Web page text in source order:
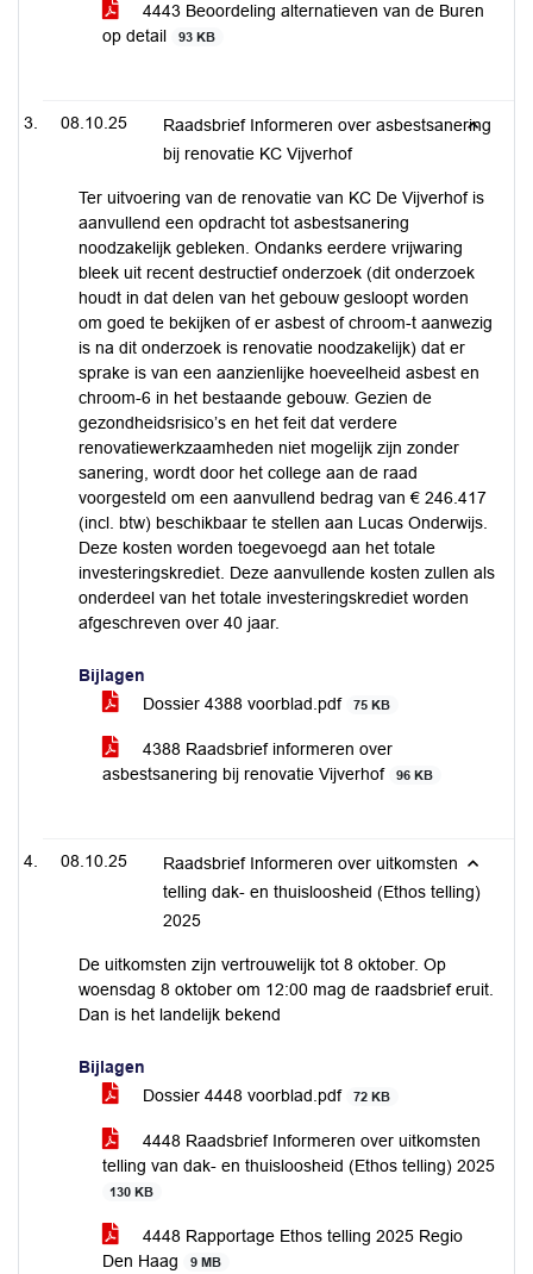
4443 Beoordeling alternatieven van de Buren
op detail
93 KB
08.10.25
Raadsbrief Informeren over asbestsanering
bij renovatie KC Vijverhof
Ter uitvoering van de renovatie van KC De Vijverhof is
aanvullend een opdracht tot asbestsanering
noodzakelijk gebleken. Ondanks eerdere vrijwaring
bleek uit recent destructief onderzoek (dit onderzoek
houdt in dat delen van het gebouw gesloopt worden
om goed te bekijken of er asbest of chroom-t aanwezig
is na dit onderzoek is renovatie noodzakelijk) dat er
sprake is van een aanzienlijke hoeveelheid asbest en
chroom-6 in het bestaande gebouw. Gezien de
gezondheidsrisico’s en het feit dat verdere
renovatiewerkzaamheden niet mogelijk zijn zonder
sanering, wordt door het college aan de raad
voorgesteld om een aanvullend bedrag van € 246.417
(incl. btw) beschikbaar te stellen aan Lucas Onderwijs.
Deze kosten worden toegevoegd aan het totale
investeringskrediet. Deze aanvullende kosten zullen als
onderdeel van het totale investeringskrediet worden
afgeschreven over 40 jaar.
Bijlagen
Dossier 4388 voorblad.pdf
75 KB
4388 Raadsbrief informeren over
asbestsanering bij renovatie Vijverhof
96 KB
08.10.25
Raadsbrief Informeren over uitkomsten
telling dak- en thuisloosheid (Ethos telling)
2025
De uitkomsten zijn vertrouwelijk tot 8 oktober. Op
woensdag 8 oktober om 12:00 mag de raadsbrief eruit.
Dan is het landelijk bekend
Bijlagen
Dossier 4448 voorblad.pdf
72 KB
4448 Raadsbrief Informeren over uitkomsten
telling van dak- en thuisloosheid (Ethos telling) 2025
130 KB
4448 Rapportage Ethos telling 2025 Regio
Den Haag
9 MB